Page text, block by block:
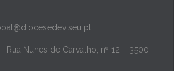
Rua Nunes de Carvalho, nº 12 – 3500-